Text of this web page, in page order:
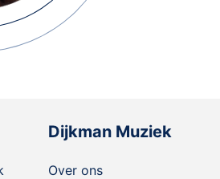
Dijkman Muziek
Over ons